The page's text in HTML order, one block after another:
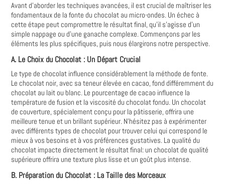
Avant d'aborder les techniques avancées, il est crucial de maîtriser les
fondamentaux de la fonte du chocolat au micro-ondes. Un échec à
cette étape peut compromettre le résultat final, qu'il s'agisse d'un
simple nappage ou d'une ganache complexe. Commençons par les
éléments les plus spécifiques, puis nous élargirons notre perspective.
A. Le Choix du Chocolat : Un Départ Crucial
Le type de chocolat influence considérablement la méthode de fonte.
Le chocolat noir, avec sa teneur élevée en cacao, fond différemment du
chocolat au lait ou blanc. Le pourcentage de cacao influence la
température de fusion et la viscosité du chocolat fondu. Un chocolat
de couverture, spécialement conçu pour la pâtisserie, offrira une
meilleure tenue et un brillant supérieur. N'hésitez pas à expérimenter
avec différents types de chocolat pour trouver celui qui correspond le
mieux à vos besoins et à vos préférences gustatives. La qualité du
chocolat impacte directement le résultat final: un chocolat de qualité
supérieure offrira une texture plus lisse et un goût plus intense.
B. Préparation du Chocolat : La Taille des Morceaux